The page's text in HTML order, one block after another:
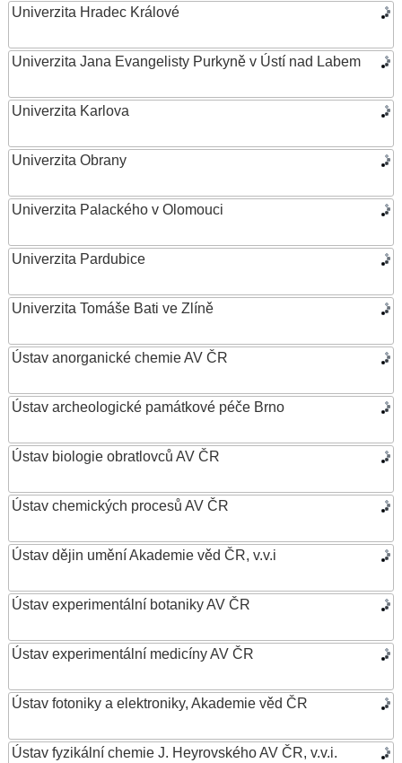
Univerzita Hradec Králové
Univerzita Jana Evangelisty Purkyně v Ústí nad Labem
Univerzita Karlova
Univerzita Obrany
Univerzita Palackého v Olomouci
Univerzita Pardubice
Univerzita Tomáše Bati ve Zlíně
Ústav anorganické chemie AV ČR
Ústav archeologické památkové péče Brno
Ústav biologie obratlovců AV ČR
Ústav chemických procesů AV ČR
Ústav dějin umění Akademie věd ČR, v.v.i
Ústav experimentální botaniky AV ČR
Ústav experimentální medicíny AV ČR
Ústav fotoniky a elektroniky, Akademie věd ČR
Ústav fyzikální chemie J. Heyrovského AV ČR, v.v.i.